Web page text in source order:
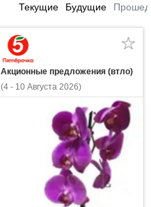
Текущие Будущие
Акционные предложения (втло)
(4 - 10 Августа 2026)